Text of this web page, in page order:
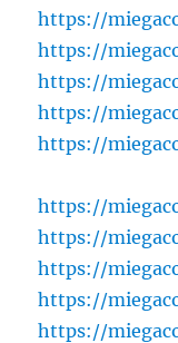
https://
https://
https://
https://
https://
https://
https://
https://
https://
https://